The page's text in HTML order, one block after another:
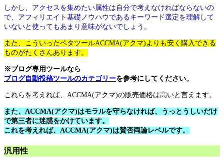
しかし、アクセスを集めたい属性は自分で考えなければならないの
で、アフィリエイト基礎ノウハウであるキーワード選定を理解して
いないと使ってもあまり意味がないでしょう。
また、こういったペタツールACCMA(アクマ)よりも安く購入できる
ものがたくさんあります。
※ブログ専用ツールなら
ブログ自動投稿ツールのカテゴリーを参考にしてください。
これらを考えれば、ACCMA(アクマ)の販売価格は高いと言えます。
また、ACCMA(アクマ)はモラルを守らなければ、うっとうしいだけ
で第三者に迷惑をかけています。
これを考えれば、ACCMA(アクマ)は賛否両論レベルです。
汎用性